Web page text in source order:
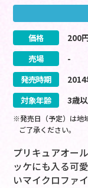
価格 200
売場
-
発売時期
2014
対象年齢
3歳
※発売日（予定）は地
ご了承ください。
プリキュアオー
ッケにも入る可
いマイクロファ